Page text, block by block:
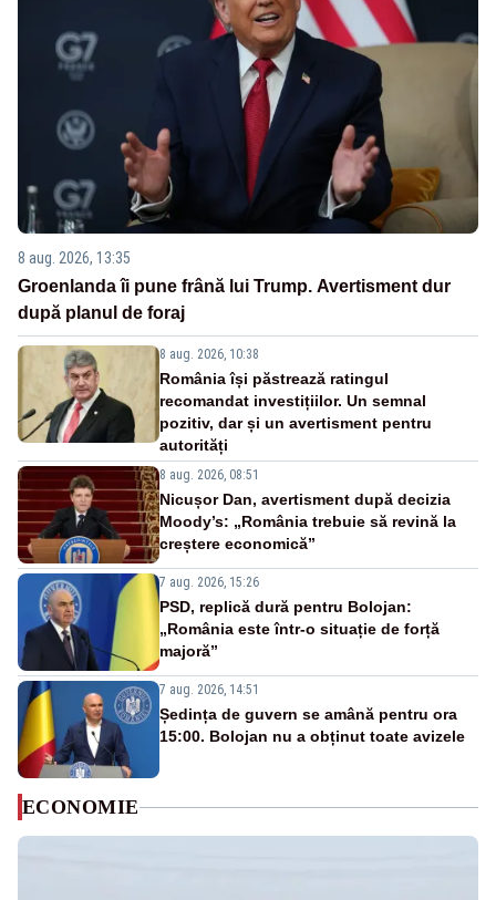
8 aug. 2026, 13:35
Groenlanda îi pune frână lui Trump. Avertisment dur
după planul de foraj
8 aug. 2026, 10:38
România își păstrează ratingul
recomandat investițiilor. Un semnal
pozitiv, dar și un avertisment pentru
autorități
8 aug. 2026, 08:51
Nicușor Dan, avertisment după decizia
Moody’s: „România trebuie să revină la
creștere economică”
7 aug. 2026, 15:26
PSD, replică dură pentru Bolojan:
„România este într-o situație de forță
majoră”
7 aug. 2026, 14:51
Ședința de guvern se amână pentru ora
15:00. Bolojan nu a obținut toate avizele
ECONOMIE